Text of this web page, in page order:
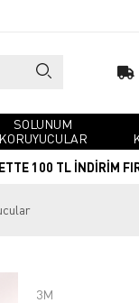
SOLUNUM
KORUYUCULAR
100 TL İNDİRİM
3M